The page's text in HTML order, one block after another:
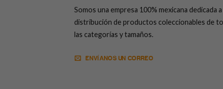
Somos una empresa 100% mexicana dedicada a
distribución de productos coleccionables de
las categorías y tamaños.
ENVÍANOS UN CORREO